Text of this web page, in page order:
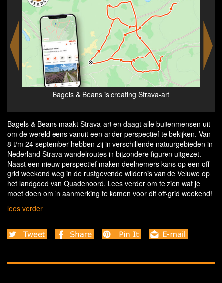
Win an off-grid weekend at the
Bagels & Beans maakt Strava-art en daagt alle buitenmensen uit
om de wereld eens vanuit een ander perspectief te bekijken. Van
8 t/m 24 september hebben zij in verschillende natuurgebieden in
Nederland Strava wandelroutes in bijzondere figuren uitgezet.
Naast een nieuw perspectief maken deelnemers kans op een off-
grid weekend weg in de rustgevende wildernis van de Veluwe op
het landgoed van Quadenoord. Lees verder om te zien wat je
moet doen om in aanmerking te komen voor dit off-grid weekend!
lees verder